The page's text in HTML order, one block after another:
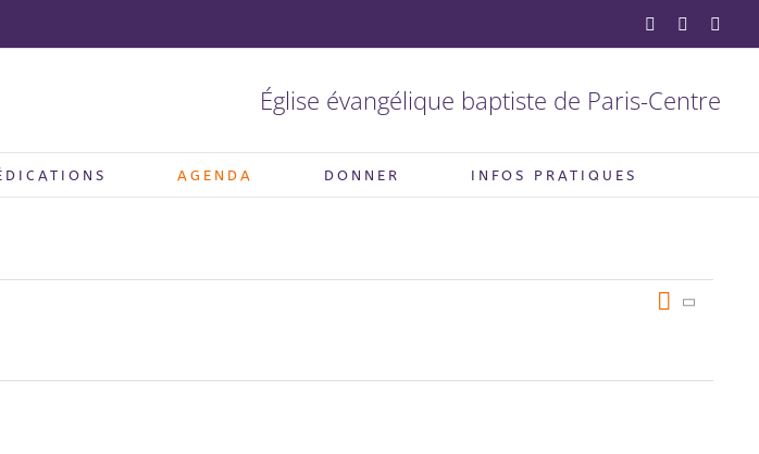
YouTubeFacebook
Église évangélique baptiste de Paris-Centre
AGENDA DONNER INFOS PRATIQUES
par
vues
Liste